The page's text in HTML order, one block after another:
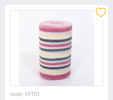
code: FFT01